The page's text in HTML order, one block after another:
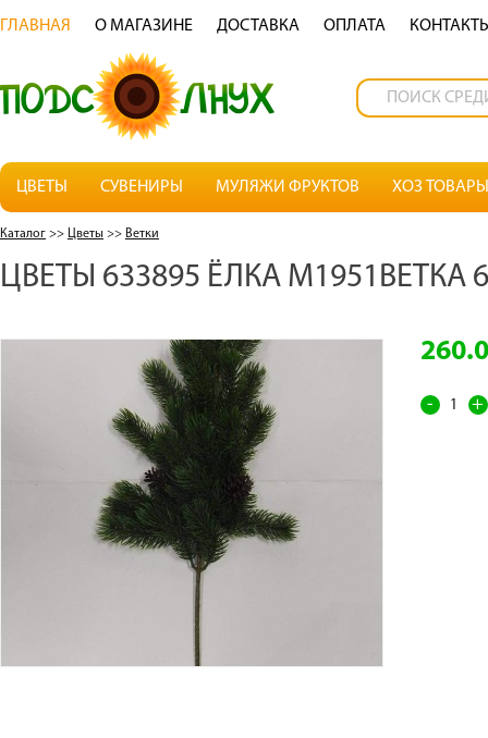
ГЛАВНАЯ О МАГАЗИНЕ ДОСТАВКА OПЛАТА
ЦВЕТЫ СУВЕНИРЫ МУЛЯЖИ ФРУКТОВ ХОЗ ТОВАРЫ
Каталог >> Цветы >> Ветки
ЦВЕТЫ 633895 ЁЛКА М1951ВЕТКА
- +